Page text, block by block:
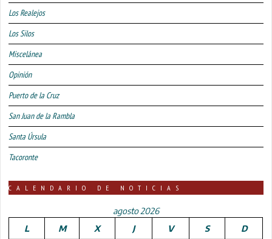
Los Realejos
Los Silos
Miscelánea
Opinión
Puerto de la Cruz
San Juan de la Rambla
Santa Úrsula
Tacoronte
CALENDARIO DE NOTICIAS
agosto 2026
L
M X J V S D